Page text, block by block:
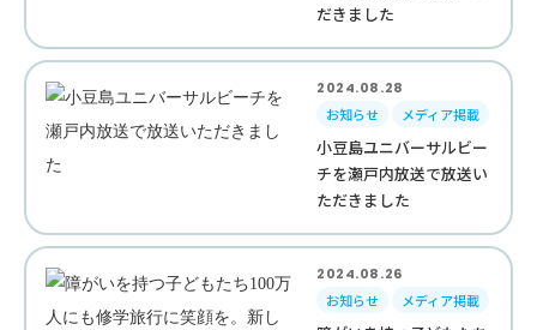
だきました
2024.08.28
お知らせ
メディア掲載
小豆島ユニバーサルビー
チを瀬戸内放送で放送い
ただきました
2024.08.26
お知らせ
メディア掲載